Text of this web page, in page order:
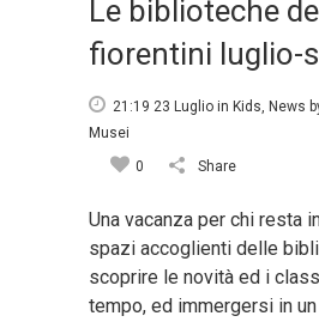
Le biblioteche
fiorentini luglio-
21:19 23 Luglio in Kids, News
Musei
0
Share
Una vacanza per chi resta
spazi accoglienti delle
scoprire le novità ed i
tempo, ed immergersi in